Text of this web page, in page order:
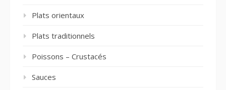
Plats orientaux
Plats traditionnels
Poissons – Crustacés
Sauces